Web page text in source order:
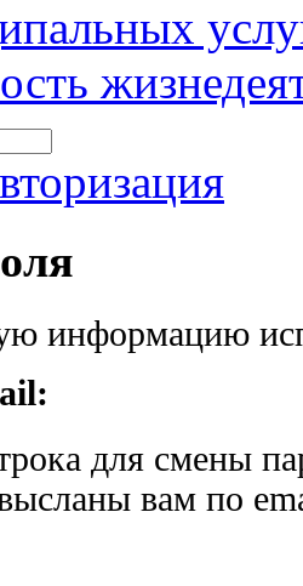
информацию
для смены
вам по